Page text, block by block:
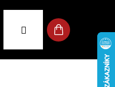
Přihlášení
Nákupní